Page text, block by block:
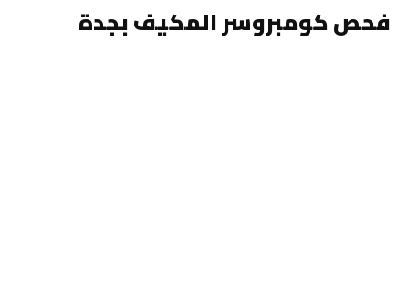
فحص كومبروسر المكيف بجدة